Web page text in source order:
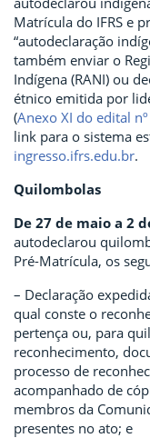
Matrícula do IFRS e
“autodeclaração
também enviar o
Indígena (RANI) ou
étnico emitida por
(Anexo XI do edital
link para o sistema
ingresso.ifrs.edu.br.
Quilombolas
De 27 de maio a 2
autodeclarou
Pré-Matrícula, os
– Declaração
qual conste o
pertença ou, para
reconhecimento,
processo de
acompanhado de
membros da
presentes no ato; e